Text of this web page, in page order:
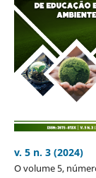
v. 5 n. 3 (2024)
O volume 5,